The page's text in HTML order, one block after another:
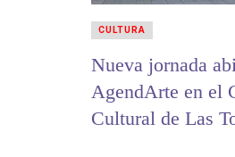
Nueva jornada
AgendArte en el
Cultural de Las
CULTURA